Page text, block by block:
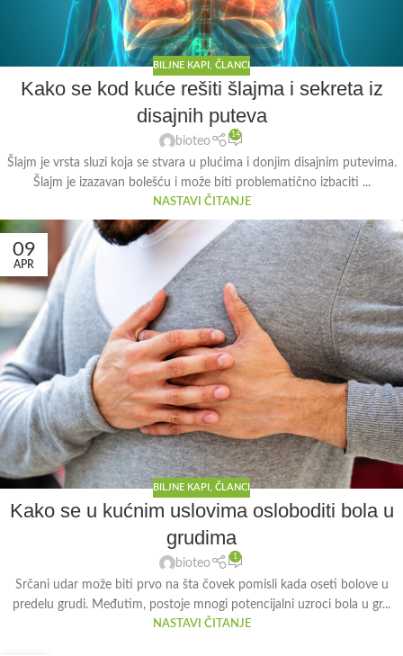
BILJNE KAPI ČLANCI
Kako se kod kuće rešiti šlajma i sekreta iz
disajnih puteva
bioteo
14
Šlajm je vrsta sluzi koja se stvara u plućima i donjim disajnim putevima.
Šlajm je izazavan bolešću i može biti problematično izbaciti ...
NASTAVI ČITANJE
09
APR
BILJNE KAPI ČLANCI
Kako se u kućnim uslovima osloboditi bola u
grudima
bioteo
1
Srčani udar može biti prvo na šta čovek pomisli kada oseti bolove u
predelu grudi. Međutim, postoje mnogi potencijalni uzroci bola u gr...
NASTAVI ČITANJE